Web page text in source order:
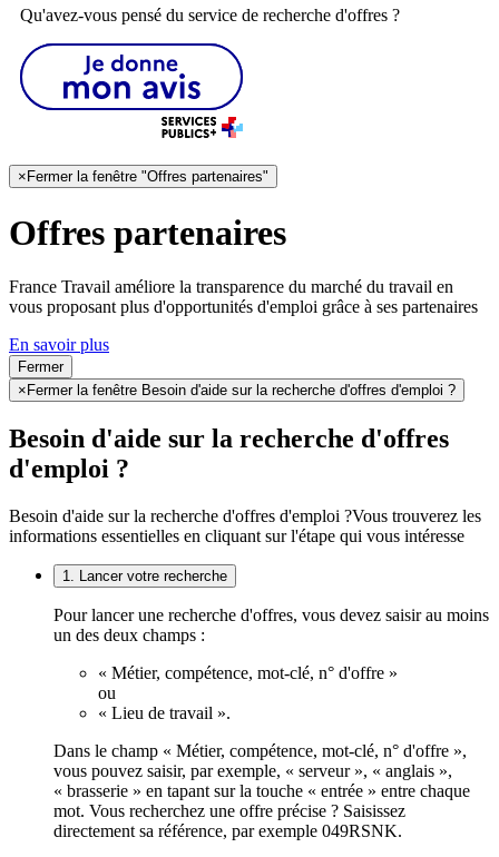
Qu'avez-vous pensé du service de recherche d'offres ?
× Fermer la fenêtre "Offres partenaires"
Offres partenaires
France Travail améliore la transparence du marché du travail en
vous proposant plus d'opportunités d'emploi grâce à ses partenaires
En savoir plus
Fermer
× Fermer la fenêtre Besoin d'aide sur la recherche d'offres d'emploi ?
Besoin d'aide sur la recherche d'offres
d'emploi ?
Besoin d'aide sur la recherche d'offres d'emploi ?Vous trouverez les
informations essentielles en cliquant sur l'étape qui vous intéresse
1. Lancer votre recherche
Pour lancer une recherche d'offres, vous devez saisir au moins
un des deux champs :
« Métier, compétence, mot-clé, n° d'offre »
ou
« Lieu de travail ».
Dans le champ « Métier, compétence, mot-clé, n° d'offre »,
vous pouvez saisir, par exemple, « serveur », « anglais »,
« brasserie » en tapant sur la touche « entrée » entre chaque
mot. Vous recherchez une offre précise ? Saisissez
directement sa référence, par exemple 049RSNK.